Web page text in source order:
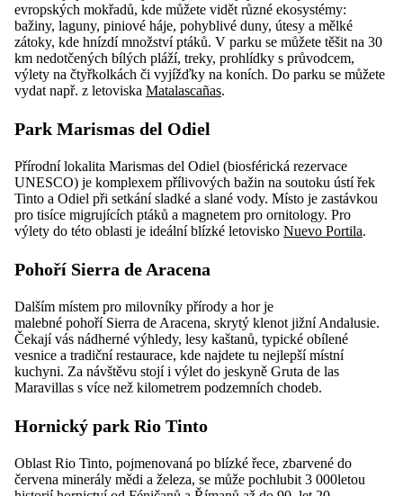
evropských mokřadů, kde můžete vidět různé ekosystémy:
bažiny, laguny, piniové háje, pohyblivé duny, útesy a mělké
zátoky, kde hnízdí množství ptáků. V parku se můžete těšit na 30
km nedotčených bílých pláží, treky, prohlídky s průvodcem,
výlety na čtyřkolkách či vyjížďky na koních. Do parku se můžete
vydat např. z letoviska Matalascañas.
Park Marismas del Odiel
Přírodní lokalita Marismas del Odiel (biosférická rezervace
UNESCO) je komplexem přílivových bažin na soutoku ústí řek
Tinto a Odiel při setkání sladké a slané vody. Místo je zastávkou
pro tisíce migrujících ptáků a magnetem pro ornitology. Pro
výlety do této oblasti je ideální blízké letovisko Nuevo Portila.
Pohoří Sierra de Aracena
Dalším místem pro milovníky přírody a hor je
malebné pohoří Sierra de Aracena, skrytý klenot jižní Andalusie.
Čekají vás nádherné výhledy, lesy kaštanů, typické obílené
vesnice a tradiční restaurace, kde najdete tu nejlepší místní
kuchyni. Za návštěvu stojí i výlet do jeskyně Gruta de las
Maravillas s více než kilometrem podzemních chodeb.
Hornický park Rio Tinto
Oblast Rio Tinto, pojmenovaná po blízké řece, zbarvené do
červena minerály mědi a železa, se může pochlubit 3 000letou